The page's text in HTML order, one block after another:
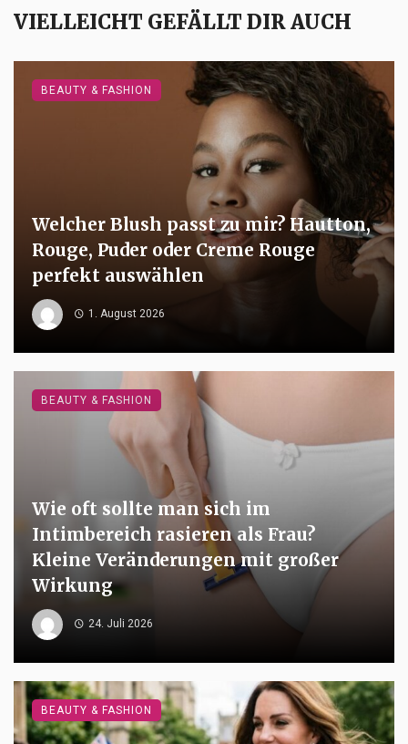
VIELLEICHT GEFÄLLT DIR AUCH
Welcher Blush passt zu mir? Hautton,
Rouge, Puder oder Creme Rouge
perfekt auswählen
1. August 2026
BEAUTY & FASHION
Wie oft sollte man sich im
Intimbereich rasieren als Frau?
Kleine Veränderungen mit großer
Wirkung
24. Juli 2026
BEAUTY & FASHION
BEAUTY & FASHION